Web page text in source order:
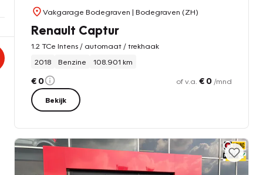
Vakgarage Bodegraven | Bodegraven (ZH)
Renault Captur
1.2 TCe Intens / automaat / trekhaak
2018
Benzine 108.901 km
€ 0 of v.a. € 0 /mnd
Bekijk